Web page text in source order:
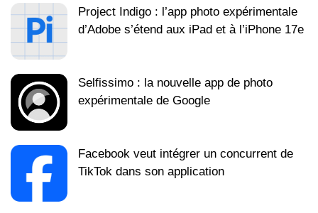
Project Indigo : l’app photo expérimentale
d’Adobe s’étend aux iPad et à l’iPhone 17e
Selfissimo : la nouvelle app de photo
expérimentale de Google
Facebook veut intégrer un concurrent de
TikTok dans son application